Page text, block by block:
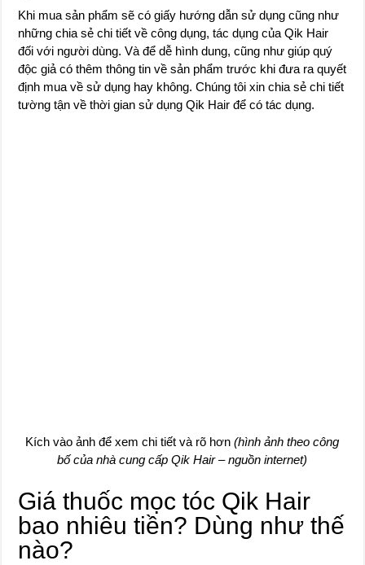
Khi mua sản phẩm sẽ có giấy hướng dẫn sử dụng cũng như
những chia sẻ chi tiết về công dụng, tác dụng của Qik Hair
đối với người dùng. Và để dễ hình dung, cũng như giúp quý
độc giả có thêm thông tin về sản phẩm trước khi đưa ra quyết
định mua về sử dụng hay không. Chúng tôi xin chia sẻ chi tiết
tường tận về thời gian sử dụng Qik Hair để có tác dụng.
Kích vào ảnh để xem chi tiết và rõ hơn(hình ảnh theo công
bố của nhà cung cấp Qik Hair – nguồn internet)
Giá thuốc mọc tóc Qik Hair
bao nhiêu tiền? Dùng như thế
nào?